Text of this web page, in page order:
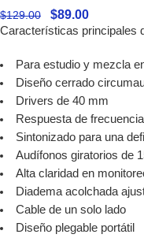
$129.00 $89.00
Características principales
Para estudio y mezcla
Diseño cerrado
Drivers de 40 mm
Respuesta de
Sintonizado para una
Audífonos giratorios de
Alta claridad en
Diadema acolchada
Cable de un solo lado
Diseño plegable portátil